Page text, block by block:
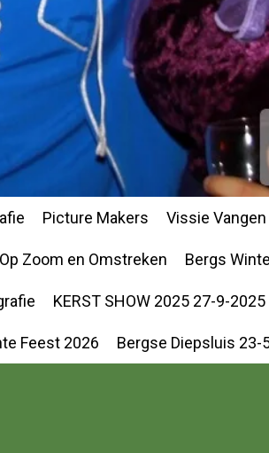
Picture Makers Vissie Vangen
Zoom en Omstreken Bergs
KERST SHOW 2025 27-9-2025
Feest 2026 Bergse Diepsluis 23-